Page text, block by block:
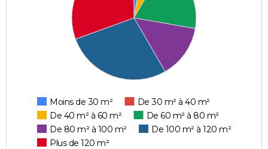
Moins de 30 m²
De 30 m² à 40 m²
De 40 m² à 60 m²
De 60 m² à 80 m²
De 80 m² à 100 m²
De 100 m² à 120 m²
Plus de 120 m²